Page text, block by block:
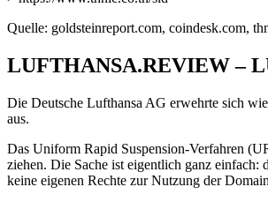
Quelle: goldsteinreport.com, coindesk.com,
LUFTHANSA.REVIEW –
Die Deutsche Lufthansa AG erwehrte sich
aus.
Das Uniform Rapid Suspension-Verfahren
ziehen. Die Sache ist eigentlich ganz einfach:
keine eigenen Rechte zur Nutzung der